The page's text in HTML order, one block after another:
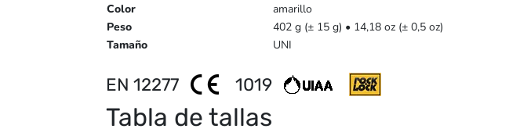
Color
amarillo
Peso
402 g (± 15 g) • 14,18 oz (± 0,5 oz)
Tamaño
UNI
EN 12277 1019
Tabla de tallas